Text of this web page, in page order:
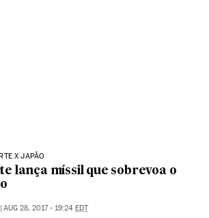
X JAPÃO
lança míssil que sobrevoa o
AUG 28, 2017 - 19:24 EDT